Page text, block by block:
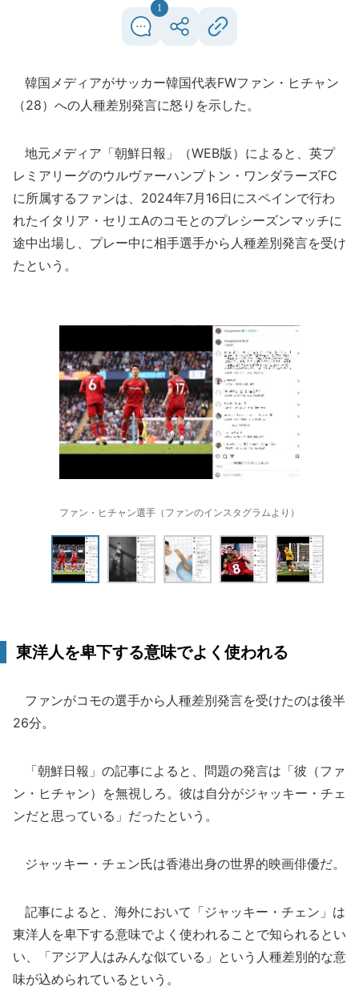
1
韓国メディアがサッカー韓国代表FWファン・ヒチャン
（28）への人種差別発言に怒りを示した。
地元メディア「朝鮮日報」（WEB版）によると、英プ
レミアリーグのウルヴァーハンプトン・ワンダラーズFC
に所属するファンは、2024年7月16日にスペインで行わ
れたイタリア・セリエAのコモとのプレシーズンマッチに
途中出場し、プレー中に相手選手から人種差別発言を受け
たという。
ファン・ヒチャン選手（ファンのインスタグラムより）
東洋人を卑下する意味でよく使われる
ファンがコモの選手から人種差別発言を受けたのは後半
26分。
「朝鮮日報」の記事によると、問題の発言は「彼（ファ
ン・ヒチャン）を無視しろ。彼は自分がジャッキー・チェ
ンだと思っている」だったという。
ジャッキー・チェン氏は香港出身の世界的映画俳優だ。
記事によると、海外において「ジャッキー・チェン」は
東洋人を卑下する意味でよく使われることで知られるとい
い、「アジア人はみんな似ている」という人種差別的な意
味が込められているという。